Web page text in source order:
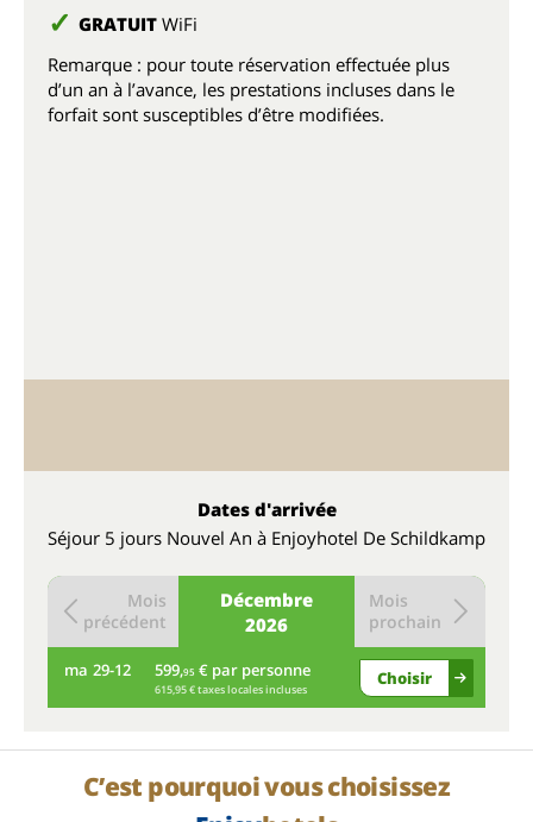
GRATUIT WiFi
Remarque : pour toute réservation effectuée plus
d’un an à l’avance, les prestations incluses dans le
forfait sont susceptibles d’être modifiées.
Dates d'arrivée
Séjour 5 jours Nouvel An à Enjoyhotel De Schildkamp
Décembre
2026
Mois
précédent
Mois
prochain
ma 29-12 599,95 € par personne
615,95 € taxes locales incluses
Choisir
C’est pourquoi vous choisissez